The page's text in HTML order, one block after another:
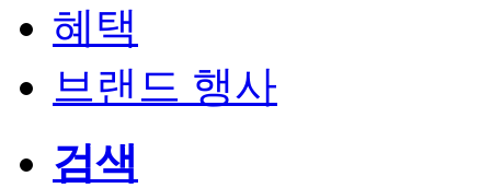
혜택
브랜드 행사
검색